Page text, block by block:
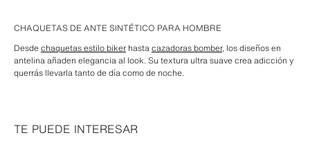
CHAQUETAS DE ANTE SINTÉTICO PARA HOMBRE
Desdechaquetas estilo biker hastacazadoras bomber, los diseños en
antelina añaden elegancia al look. Su textura ultra suave crea adicción y
querrás llevarla tanto de día como de noche.
TE PUEDE INTERESAR